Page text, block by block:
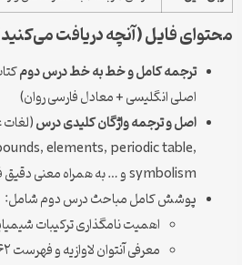
محتوای فایل (آنچه دریافت
ترجمه کامل و خط به خط درس دوم
اصلی انگلیسی + معادل فارسی روان)
اصل و ترجمه واژگان کلیدی درس
elements, periodic table,
symbolism و … به همراه معنی دقیق فارسی)
پوشش کامل مباحث درس دوم شامل:
اهمیت نامگذاری ترکیبات
معرفی آنتوان لاوازیه و فهرست ۶۲ عنصر او